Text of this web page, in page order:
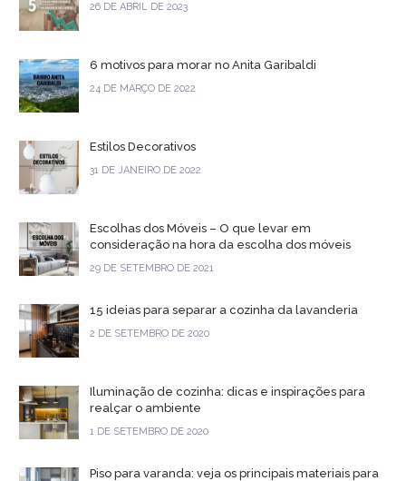
26 DE ABRIL DE 2023
6 motivos para morar no Anita Garibaldi
24 DE MARÇO DE 2022
Estilos Decorativos
31 DE JANEIRO DE 2022
Escolhas dos Móveis – O que levar em
consideração na hora da escolha dos móveis
29 DE SETEMBRO DE 2021
15 ideias para separar a cozinha da lavanderia
2 DE SETEMBRO DE 2020
Iluminação de cozinha: dicas e inspirações para
realçar o ambiente
1 DE SETEMBRO DE 2020
Piso para varanda: veja os principais materiais para